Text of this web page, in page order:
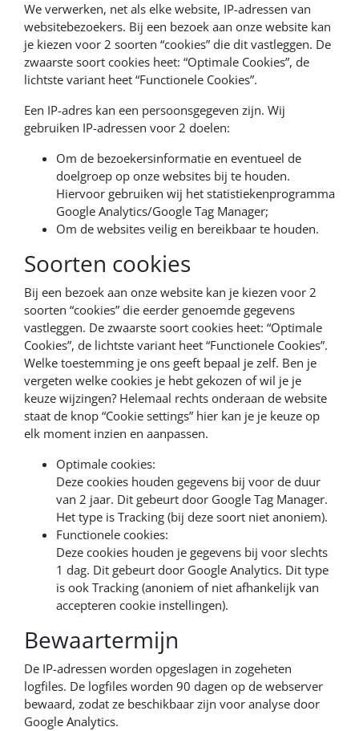
We verwerken, net als elke website, IP-adressen van
websitebezoekers. Bij een bezoek aan onze website kan
je kiezen voor 2 soorten “cookies” die dit vastleggen. De
zwaarste soort cookies heet: “Optimale Cookies”, de
lichtste variant heet “Functionele Cookies”.
Een IP-adres kan een persoonsgegeven zijn. Wij
gebruiken IP-adressen voor 2 doelen:
Om de bezoekersinformatie en eventueel de
doelgroep op onze websites bij te houden.
Hiervoor gebruiken wij het statistiekenprogramma
Google Analytics/Google Tag Manager;
Om de websites veilig en bereikbaar te houden.
Soorten cookies
Bij een bezoek aan onze website kan je kiezen voor 2
soorten “cookies” die eerder genoemde gegevens
vastleggen. De zwaarste soort cookies heet: “Optimale
Cookies”, de lichtste variant heet “Functionele Cookies”.
Welke toestemming je ons geeft bepaal je zelf. Ben je
vergeten welke cookies je hebt gekozen of wil je je
keuze wijzingen? Helemaal rechts onderaan de website
staat de knop “Cookie settings” hier kan je je keuze op
elk moment inzien en aanpassen.
Optimale cookies:
Deze cookies houden gegevens bij voor de duur
van 2 jaar. Dit gebeurt door Google Tag Manager.
Het type is Tracking (bij deze soort niet anoniem).
Functionele cookies:
Deze cookies houden je gegevens bij voor slechts
1 dag. Dit gebeurt door Google Analytics. Dit type
is ook Tracking (anoniem of niet afhankelijk van
accepteren cookie instellingen).
Bewaartermijn
De IP-adressen worden opgeslagen in zogeheten
logfiles. De logfiles worden 90 dagen op de webserver
bewaard, zodat ze beschikbaar zijn voor analyse door
Google Analytics.